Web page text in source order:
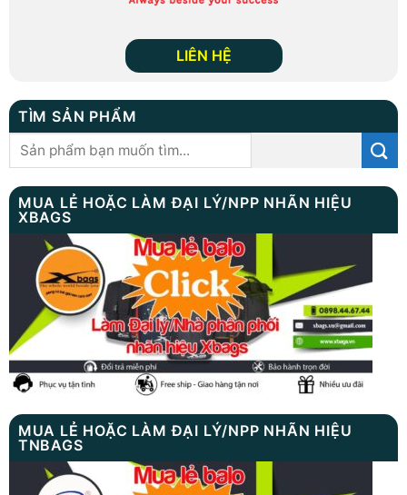
LIÊN HỆ
TÌM SẢN PHẨM
Tìm
kiếm:
MUA LẺ HOẶC LÀM ĐẠI LÝ/NPP NHÃN HIỆU
XBAGS
MUA LẺ HOẶC LÀM ĐẠI LÝ/NPP NHÃN HIỆU
TNBAGS